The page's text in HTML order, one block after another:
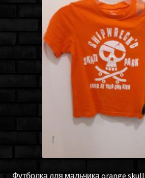
Футболка для мальчика orange skull